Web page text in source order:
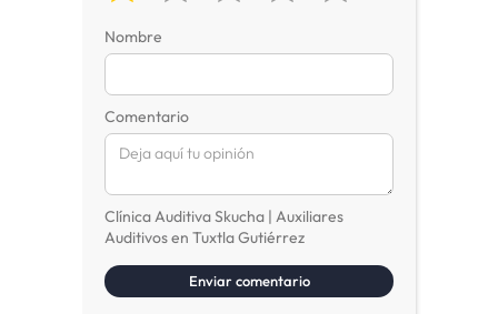
Nombre
Comentario
Clínica Auditiva Skucha | Auxiliares
Auditivos en Tuxtla Gutiérrez